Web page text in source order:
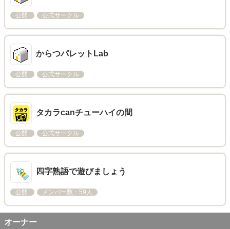
公開 公式サークル
からつパレットLab
公開 公式サークル
タカラcanチューハイの間
公開 公式サークル
四字熟語で遊びましょう
公開 メンバー数：59人
オーナー